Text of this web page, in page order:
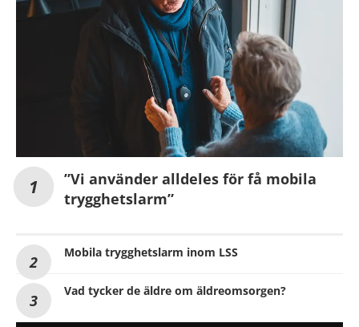
”Vi använder alldeles för få mobila
trygghetslarm”
Mobila trygghetslarm inom LSS
Vad tycker de äldre om äldreomsorgen?